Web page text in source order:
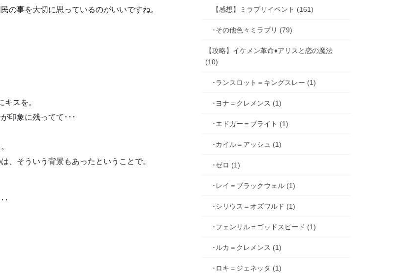
の事を大切に思っているのがいいですね。
スを。
印象に残ってて･･･
、そういう背景もあったということで。
･
【感想】ミラプリイベント (161)
･その他色々ミラプリ (79)
【攻略】イケメン革命♦アリスと恋の魔法
(10)
･ランスロット＝キングスレー (1)
･ヨナ＝クレメンス (1)
･エドガー＝ブライト (1)
･カイル＝アッシュ (1)
･ゼロ (1)
･レイ＝ブラックウェル (1)
･シリウス＝オズワルド (1)
･フェンリル＝ゴッドスピード (1)
･ルカ＝クレメンス (1)
･ロキ＝ジェネッタ (1)